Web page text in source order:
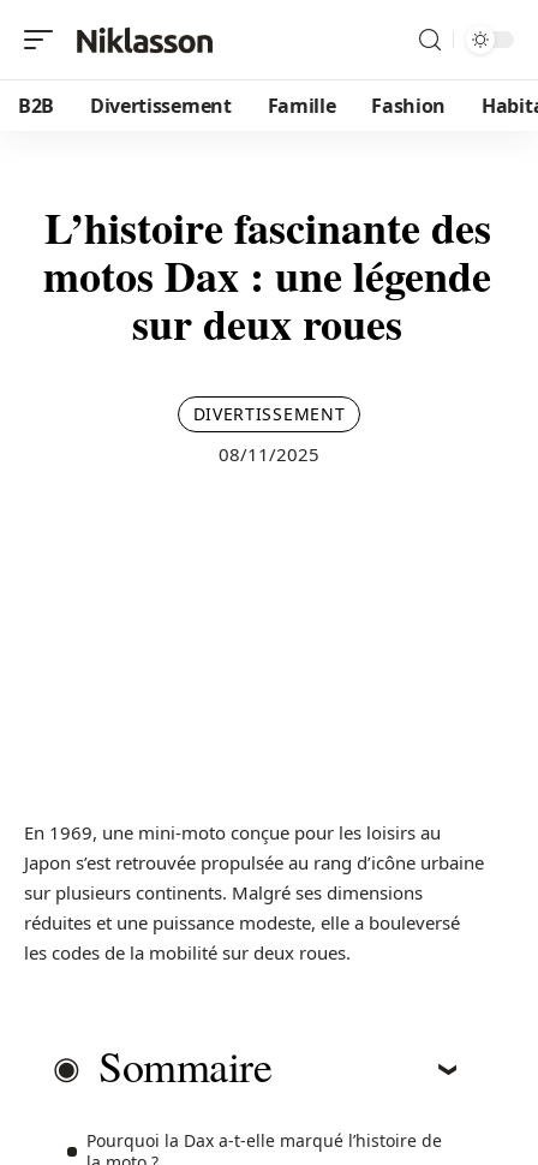
B2B Divertissement Famille Fashion
L’histoire fascinante des
motos Dax : une légende
sur deux roues
DIVERTISSEMENT
08/11/2025
En 1969, une mini-moto conçue pour les loisirs au
Japon s’est retrouvée propulsée au rang d’icône urbaine
sur plusieurs continents. Malgré ses dimensions
réduites et une puissance modeste, elle a bouleversé
les codes de la mobilité sur deux roues.
Sommaire
Pourquoi la Dax a-t-elle marqué l’histoire de